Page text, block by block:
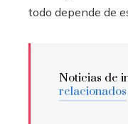
todo depende de
Noticias de
relacionados